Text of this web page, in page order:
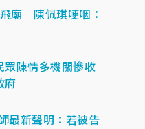
廟 陳佩琪哽咽：
眾陳情多機關慘收
府
最新聲明：若被告